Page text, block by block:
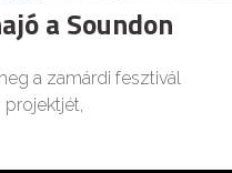
a Soundon
a zamárdi fesztivál